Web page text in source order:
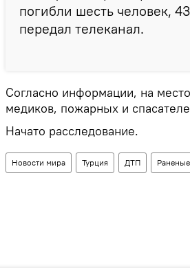
погибли шесть человек,
передал телеканал.
Согласно информации, на
медиков, пожарных и
Начато расследование.
Новости мира Турция ДТП Раненые